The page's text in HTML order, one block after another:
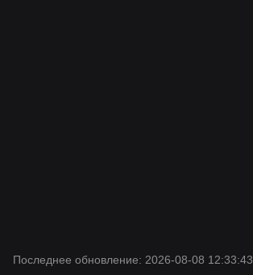
Последнее обновление: 2026-08-08 12:33:43